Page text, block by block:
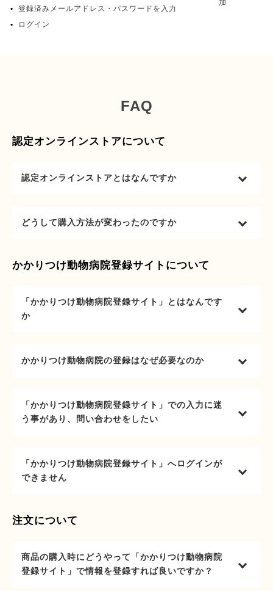
登録済みメールアドレス・パスワードを入力
ログイン
加
FAQ
認定オンラインストアについて
認定オンラインストアとはなんですか
どうして購入方法が変わったのですか
かかりつけ動物病院登録サイトについて
「かかりつけ動物病院登録サイト」とはなんです
か
かかりつけ動物病院の登録はなぜ必要なのか
「かかりつけ動物病院登録サイト」での入力に迷
う事があり、問い合わせをしたい
「かかりつけ動物病院登録サイト」へログインが
できません
注文について
商品の購入時にどうやって「かかりつけ動物病院
登録サイト」で情報を登録すれば良いですか？